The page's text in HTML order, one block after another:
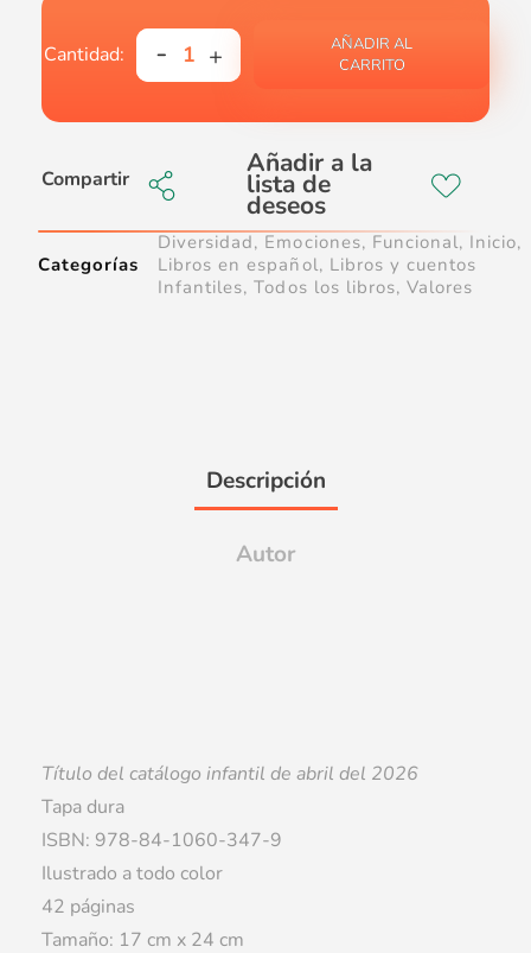
AÑADIR AL
CARRITO
Compartir
Categorías
Diversidad, Emociones, Funcional, Inicio,
Libros en español, Libros y cuentos
Infantiles,Todos los libros, Valores
Descripción
Autor
Título del catálogo infantil de abril del 2026
Tapa dura
ISBN: 978-84-1060-347-9
Ilustrado a todo color
42 páginas
Tamaño: 17 cm x 24 cm